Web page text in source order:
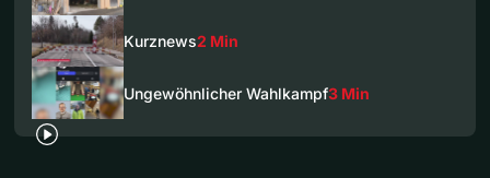
Kurznews2 Min
Ungewöhnlicher Wahlkampf3 Min